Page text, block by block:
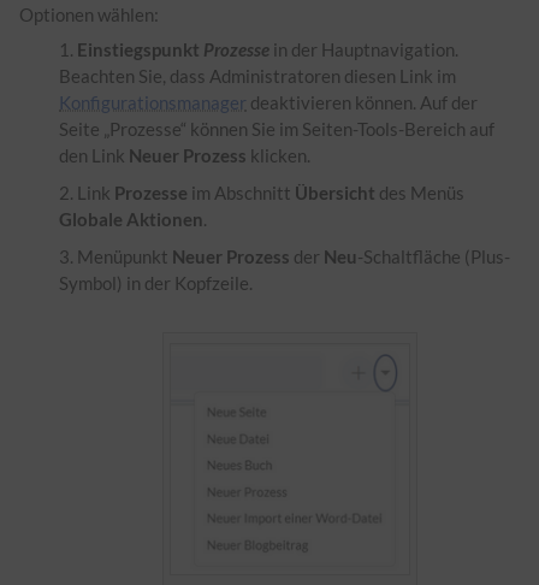
Optionen wählen:
Einstiegspunkt Prozesse in der Hauptnavigation.
Beachten Sie, dass Administratoren diesen Link im
Konfigurationsmanager deaktivieren können. Auf der
Seite „Prozesse“ können Sie im Seiten-Tools-Bereich auf
den Link Neuer Prozess klicken.
Link Prozesse im Abschnitt Übersicht des Menüs
Globale Aktionen.
Menüpunkt Neuer Prozess der Neu-Schaltfläche (Plus-
Symbol) in der Kopfzeile.